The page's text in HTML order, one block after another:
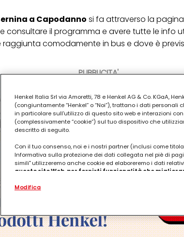
PUBBLICITA'
a Capodanno si fa attraverso la
consultare il programma e avere tutte le info
raggiunta comodamente in bus e dove è
Henkel Italia Srl via Amoretti, 78 e Henkel AG & Co. KGaA,
(congiuntamente “Henkel” o “Noi”), trattano i dati
in particolare sull'utilizzo di questo sito web e interazioni
(complessivamente “cookie”) sul tuo dispositivo che
descritto di seguito.
Con il tuo consenso, noi e i nostri partner (inclusi come
Informativa sulla protezione dei dati collegata nel piè di
simili" utilizzeremo anche cookie ed elaboreremo i dati
questo sito Web, per fornirti funzionalità che
. Analizzeremo il tuo utilizzo di questo
(rispettivamente dell'azienda per cui lavori) per) e su tale
terzi, conservare le nostre informazioni sulle entità
identificati) su questo sito web e altri media (di terzi)
misurare e ottimizzare il successo delle campagne
Modifica